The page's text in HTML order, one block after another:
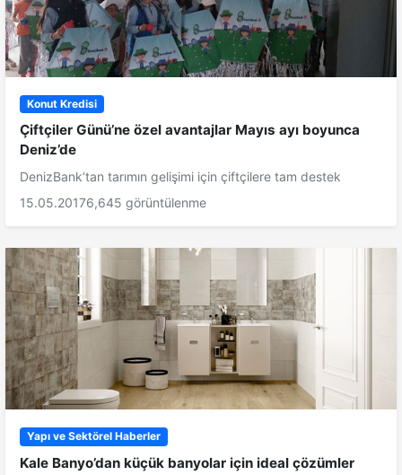
Konut Kredisi
Çiftçiler Günü’ne özel avantajlar Mayıs ayı boyunca
Deniz’de
DenizBank’tan tarımın gelişimi için çiftçilere tam destek
15.05.20176,645 görüntülenme
Yapı ve Sektörel Haberler
Kale Banyo’dan küçük banyolar için ideal çözümler